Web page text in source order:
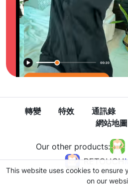
轉變 特效 通訊錄
網站地圖
Our other products:
This website uses cookies to ensure
on our